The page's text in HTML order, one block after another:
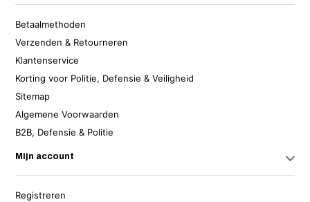
Betaalmethoden
Verzenden & Retourneren
Klantenservice
Korting voor Politie, Defensie & Veiligheid
Sitemap
Algemene Voorwaarden
B2B, Defensie & Politie
Mijn account
Registreren